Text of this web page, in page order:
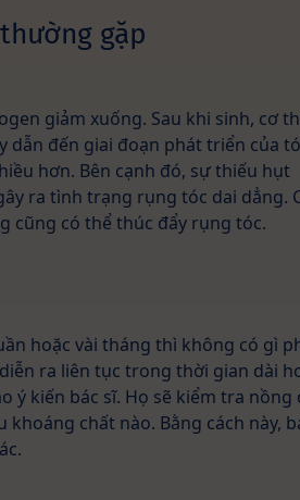
gặp
giảm xuống. Sau khi sinh, cơ
dẫn đến giai đoạn phát triển của
hơn. Bên cạnh đó, sự thiếu hụt
ra tình trạng rụng tóc dai dẳng.
cũng có thể thúc đẩy rụng tóc.
hoặc vài tháng thì không có gì
ra liên tục trong thời gian dài
ý kiến bác sĩ. Họ sẽ kiểm tra nồng
chất nào. Bằng cách này,